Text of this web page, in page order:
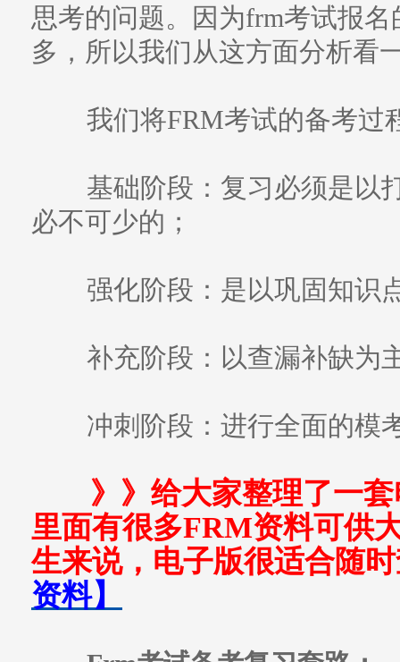
思考的问题。因为frm考试报
多，所以我们从这方面分析看
我们将FRM考试的备考过
基础阶段：复习必须是以
必不可少的；
强化阶段：是以巩固知识
补充阶段：以查漏补缺为
冲刺阶段：进行全面的模
》》给大家整理了一
里面有很多FRM资料可供
生来说，电子版很适合随
资料】